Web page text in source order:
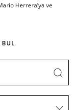
Herrera’ya ve
BUL